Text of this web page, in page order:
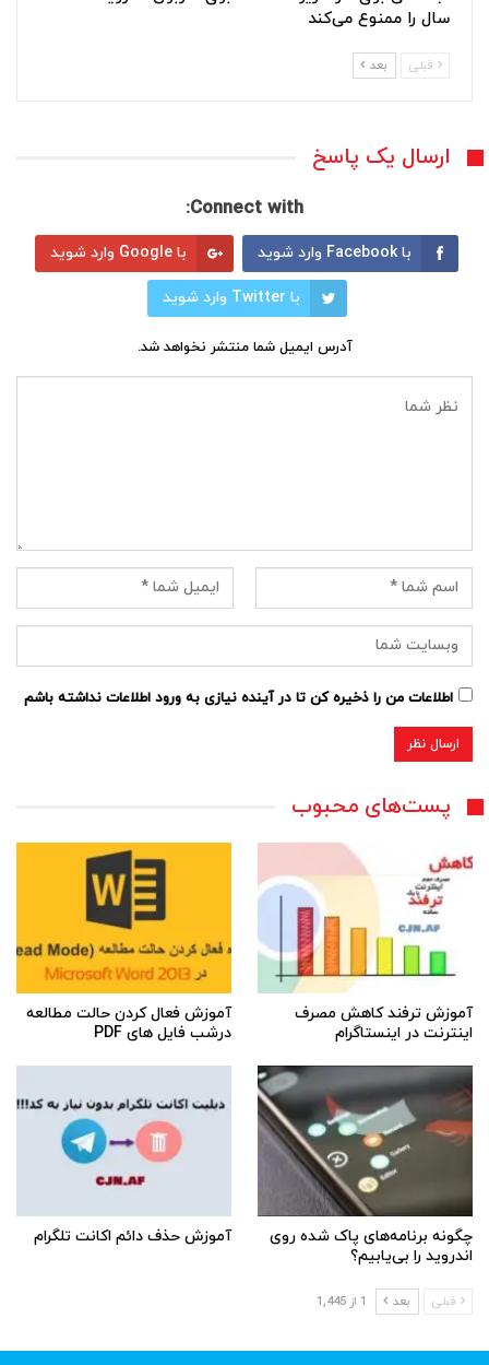
سال را ممنوع می‌کند
قبلی بعد
ارسال یک پاسخ
Connect with:
با Facebook وارد شوید با Google وارد شوید
با Twitter وارد شوید
آدرس ایمیل شما منتشر نخواهد شد.
اطلاعات من را ذخیره کن تا در آینده نیازی به ورود اطلاعات نداشته باشم
پست‌های محبوب
آموزش ترفند کاهش مصرف
اینترنت در اینستاگرام
آموزش فعال کردن حالت مطالعه
درشب فایل های PDF
چگونه برنامه‌های پاک شده روی
اندروید را بی‌یابیم؟
آموزش حذف دائم اکانت تلگرام
قبلی بعد 1 از 1,445